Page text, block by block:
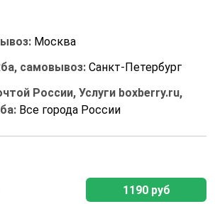
Москва
самовывоз: Санкт-Петербург
России, Услуги boxberry.ru,
Все города России
1190 руб